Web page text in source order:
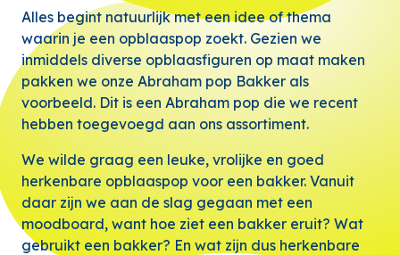
Alles begint natuurlijk met een idee of thema
waarin je een opblaaspop zoekt. Gezien we
inmiddels diverse opblaasfiguren op maat maken
pakken we onze Abraham pop Bakker als
voorbeeld. Dit is een Abraham pop die we recent
hebben toegevoegd aan ons assortiment.
We wilde graag een leuke, vrolijke en goed
herkenbare opblaaspop voor een bakker. Vanuit
daar zijn we aan de slag gegaan met een
moodboard, want hoe ziet een bakker eruit? Wat
gebruikt een bakker? En wat zijn dus herkenbare